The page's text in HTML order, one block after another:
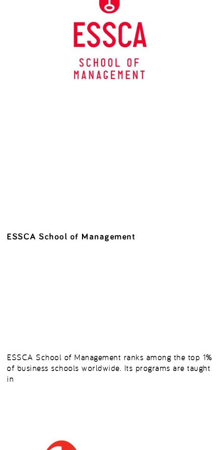
ESSCA School of Management
ESSCA School of Management ranks among the top 1%
of business schools worldwide. Its programs are taught
in